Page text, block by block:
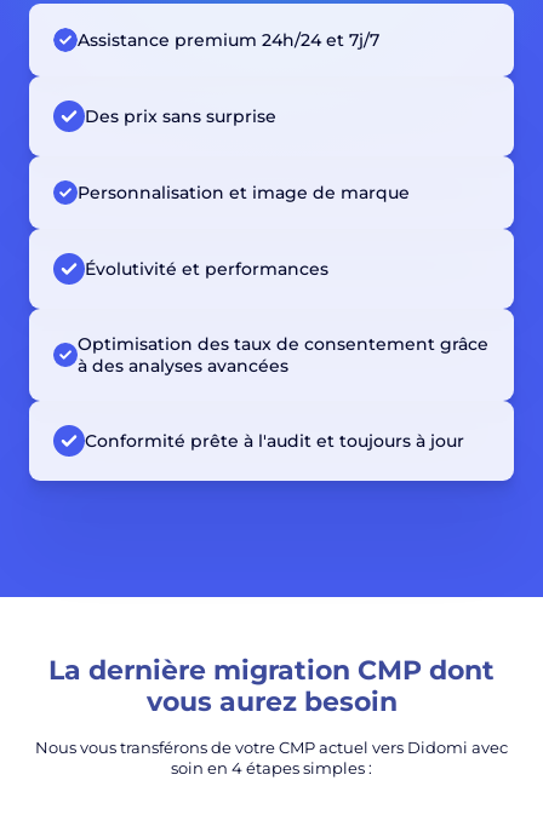
Assistance premium 24h/24 et 7j/7
Des prix sans surprise
Personnalisation et image de marque
Évolutivité et performances
Optimisation des taux de consentement grâce
à des analyses avancées
Conformité prête à l'audit et toujours à jour
La dernière migration CMP dont
vous aurez besoin
Nous vous transférons de votre CMP actuel vers Didomi avec
soin en 4 étapes simples :